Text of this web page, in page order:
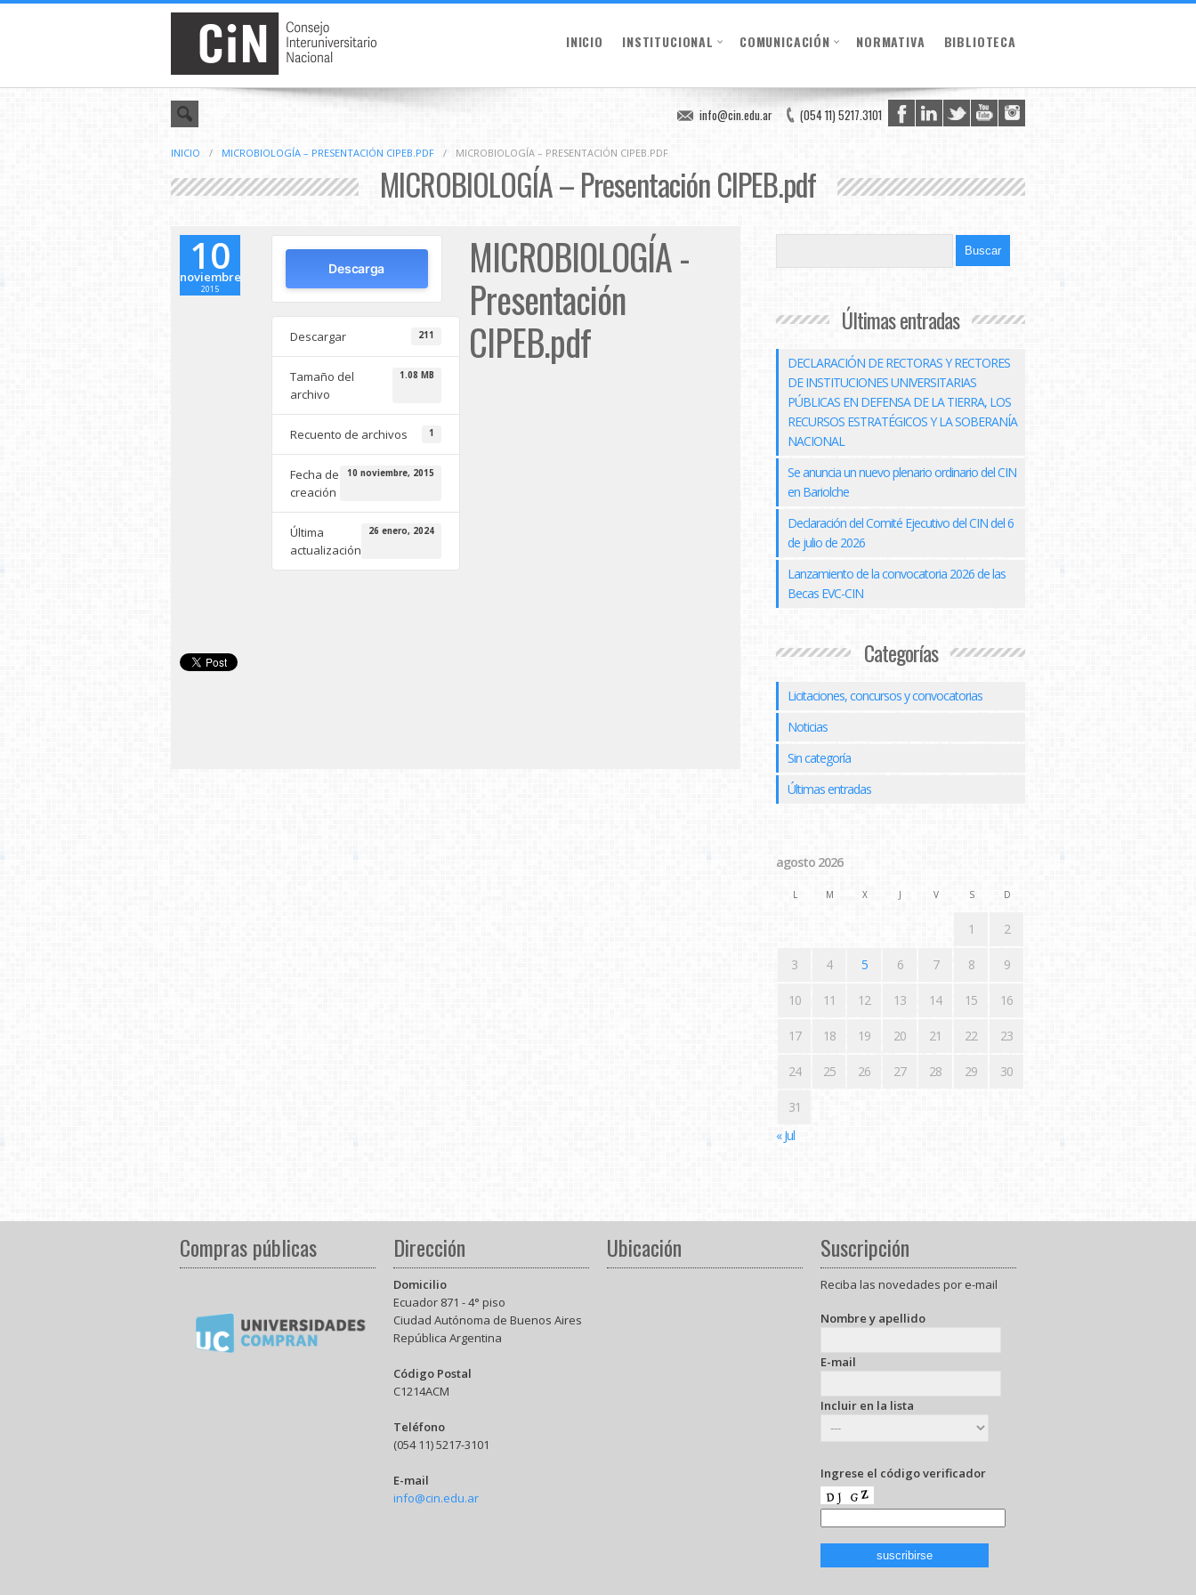
INICIO INSTITUCIONAL COMUNICACIÓN NORMATIVA BIBLIOTECA
(054 11) 5217.3101
info@cin.edu.ar
INICIO / MICROBIOLOGÍA – PRESENTACIÓN CIPEB.PDF / MICROBIOLOGÍA – PRESENTACIÓN CIPEB.PDF
MICROBIOLOGÍA – Presentación CIPEB.pdf
10
noviembre
2015
Descarga
Descargar 211
Tamaño del
archivo
1.08 MB
Recuento de archivos 1
Fecha de
creación
10 noviembre, 2015
Última
actualización
26 enero, 2024
MICROBIOLOGÍA -
Presentación
CIPEB.pdf
Últimas entradas
DECLARACIÓN DE RECTORAS Y RECTORES
DE INSTITUCIONES UNIVERSITARIAS
PÚBLICAS EN DEFENSA DE LA TIERRA, LOS
RECURSOS ESTRATÉGICOS Y LA SOBERANÍA
NACIONAL
Se anuncia un nuevo plenario ordinario del CIN
en Bariolche
Declaración del Comité Ejecutivo del CIN del 6
de julio de 2026
Lanzamiento de la convocatoria 2026 de las
Becas EVC-CIN
Categorías
Licitaciones, concursos y convocatorias
Noticias
Sin categoría
Últimas entradas
agosto 2026
L M X J V S D
1 2
3 4 5 6 7 8 9
10 11 12 13 14 15 16
17 18 19 20 21 22 23
24 25 26 27 28 29 30
31
« Jul
Compras públicas Dirección
Domicilio
Ecuador 871 - 4° piso
Ciudad Autónoma de Buenos Aires
República Argentina
Código Postal
C1214ACM
Teléfono
(054 11) 5217-3101
E-mail
info@cin.edu.ar
Ubicación Suscripción
Reciba las novedades por e-mail
Nombre y apellido
E-mail
Incluir en la lista
Ingrese el código verificador